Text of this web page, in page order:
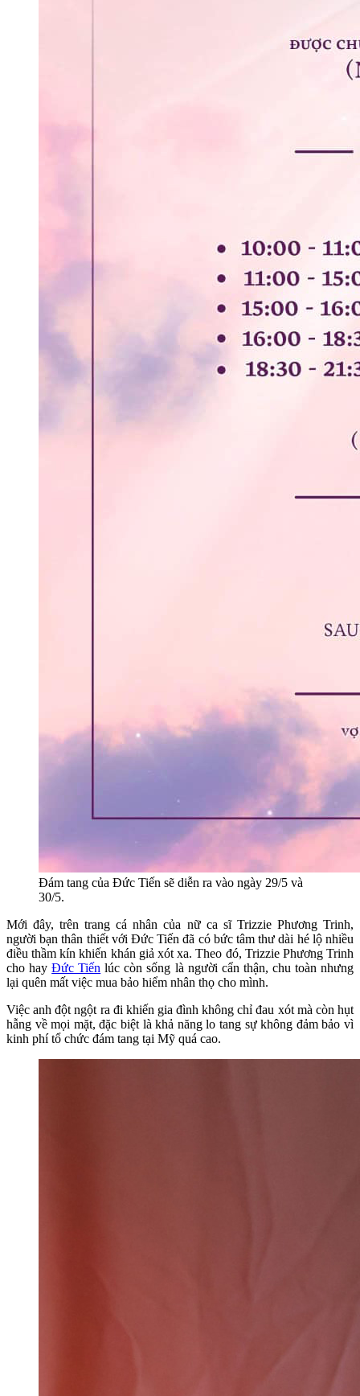
Đám tang của Đức Tiến sẽ diễn ra vào ngày 29/5 và
30/5.
Mới đây, trên trang cá nhân của nữ ca sĩ Trizzie Phương Trinh,
người bạn thân thiết với Đức Tiến đã có bức tâm thư dài hé lộ nhiều
điều thầm kín khiến khán giả xót xa. Theo đó, Trizzie Phương Trinh
cho hayĐức Tiến lúc còn sống là người cẩn thận, chu toàn nhưng
lại quên mất việc mua bảo hiểm nhân thọ cho mình.
Việc anh đột ngột ra đi khiến gia đình không chỉ đau xót mà còn hụt
hẫng về mọi mặt, đặc biệt là khả năng lo tang sự không đảm bảo vì
kinh phí tổ chức đám tang tại Mỹ quá cao.